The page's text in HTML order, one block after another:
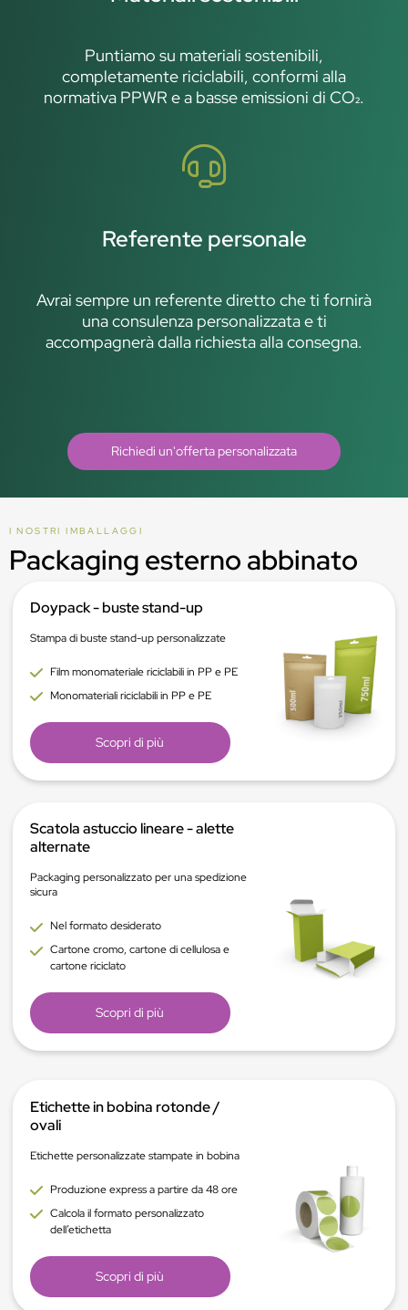
Puntiamo su materiali sostenibili,
completamente riciclabili, conformi alla
normativa PPWR e a basse emissioni di CO₂.
Referente personale
Avrai sempre un referente diretto che ti fornirà
una consulenza personalizzata e ti
accompagnerà dalla richiesta alla consegna.
Richiedi un'offerta personalizzata
I NOSTRI IMBALLAGGI
Packaging esterno abbinato
Doypack - buste stand-up
Stampa di buste stand-up personalizzate
Film monomateriale riciclabili in PP e PE
Monomateriali riciclabili in PP e PE
Scopri di più
Scatola astuccio lineare - alette
alternate
Packaging personalizzato per una spedizione
sicura
Nel formato desiderato
Cartone cromo, cartone di cellulosa e
cartone riciclato
Scopri di più
Etichette in bobina rotonde /
ovali
Etichette personalizzate stampate in bobina
Produzione express a partire da 48 ore
Calcola il formato personalizzato
dell’etichetta
Scopri di più